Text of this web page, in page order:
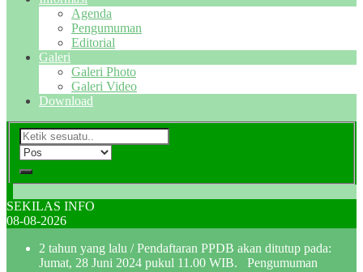
Agenda
Pengumuman
Editorial
Galeri
Galeri Photo
Galeri Video
Download
SEKILAS INFO
08-08-2026
2 tahun yang lalu / Pendaftaran PPDB akan ditutup pada:
Jumat, 28 Juni 2024 pukul 11.00 WIB. Pengumuman